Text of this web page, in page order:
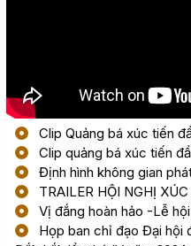
(06/08/2026, 00:00)
Tập huấn diễn tập khu vực
thủ dân sự tỉnh Đắk Lắk
(05/08/2026, 00:00)
Thực hiện quyết liệt các
hội năm 2026
Clip Quảng bá xúc tiến
Clip quảng bá xúc tiến
Định hình không gian
TRAILER HỘI NGHỊ
Vị đắng hoàn hảo -Lễ
Họp ban chỉ đạo Đại hội